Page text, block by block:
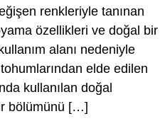
renkleriyle tanınan
özellikleri ve doğal bir
alanı nedeniyle
elde edilen
kullanılan doğal
bölümünü […]